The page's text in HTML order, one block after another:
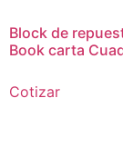
Block de
Book carta
Cotizar